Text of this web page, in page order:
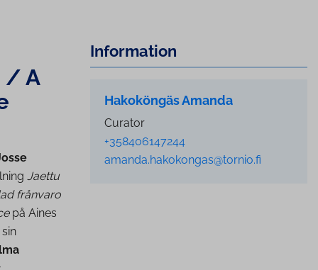
/ A
Jaettu
frånvaro
på Aines
Information
Hakoköngäs Amanda
Curator
+358406147244
amanda.hakokongas@tornio.fi